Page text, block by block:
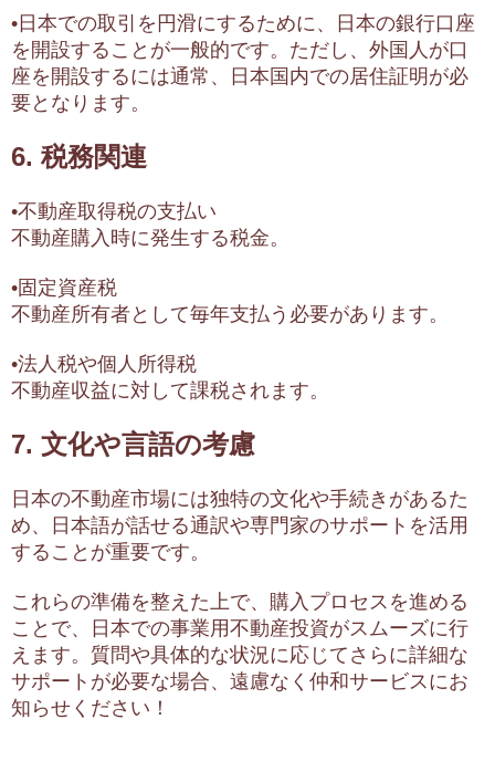
•日本での取引を円滑にするために、日本の銀行口座
を開設することが一般的です。ただし、外国人が口
座を開設するには通常、日本国内での居住証明が必
要となります。
6. 税務関連
•不動産取得税の支払い
不動産購入時に発生する税金。
•固定資産税
不動産所有者として毎年支払う必要があります。
•法人税や個人所得税
不動産収益に対して課税されます。
7. 文化や言語の考慮
日本の不動産市場には独特の文化や手続きがあるた
め、日本語が話せる通訳や専門家のサポートを活用
することが重要です。
これらの準備を整えた上で、購入プロセスを進める
ことで、日本での事業用不動産投資がスムーズに行
えます。質問や具体的な状況に応じてさらに詳細な
サポートが必要な場合、遠慮なく仲和サービスにお
知らせください！